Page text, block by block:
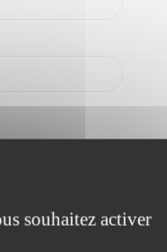
souhaitez activer